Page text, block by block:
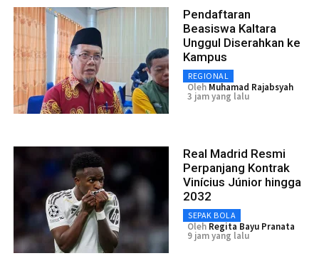
Pendaftaran
Beasiswa Kaltara
Unggul Diserahkan ke
Kampus
REGIONAL
Oleh Muhamad Rajabsyah
3 jam yang lalu
Real Madrid Resmi
Perpanjang Kontrak
Vinícius Júnior hingga
2032
SEPAK BOLA
Oleh Regita Bayu Pranata
9 jam yang lalu